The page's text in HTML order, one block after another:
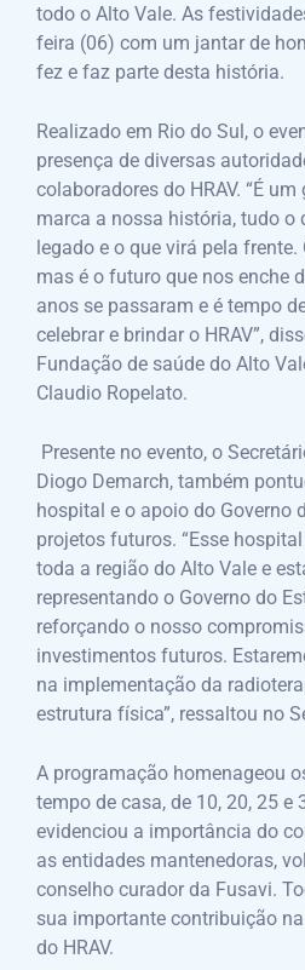
todo o Alto Vale. As
feira (06) com um jantar de
fez e faz parte desta história.
Realizado em Rio do Sul, o
presença de diversas
colaboradores do HRAV. “É
marca a nossa história, tudo o
legado e o que virá pela
mas é o futuro que nos enche
anos se passaram e é tempo
celebrar e brindar o HRAV”,
Fundação de saúde do Alto
Claudio Ropelato.
Presente no evento, o
Diogo Demarch, também
hospital e o apoio do Governo
projetos futuros. “Esse
toda a região do Alto Vale e
representando o Governo do
reforçando o nosso
investimentos futuros.
na implementação da
estrutura física”, ressaltou no
A programação homenageou
tempo de casa, de 10, 20, 25 e
evidenciou a importância do
as entidades mantenedoras,
conselho curador da Fusavi.
sua importante contribuição
do HRAV.